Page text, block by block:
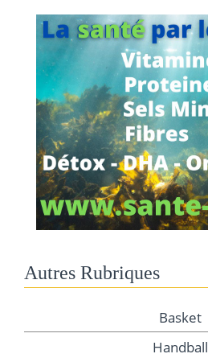
Autres Rubriques
Basket
Handball